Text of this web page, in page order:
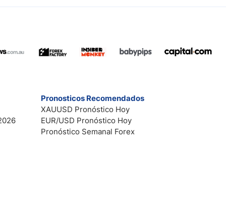
Pronosticos Recomendados
XAUUSD Pronóstico Hoy
EUR/USD Pronóstico Hoy
Pronóstico Semanal Forex